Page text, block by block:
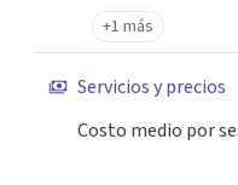
+1 más
Servicios y precios
Costo medio por